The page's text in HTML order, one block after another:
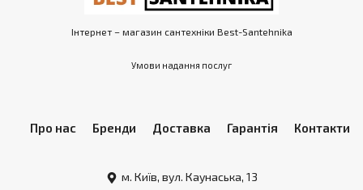
Інтернет – магазин сантехніки Best-Santehnika
Умови надання послуг
Про нас Бренди Доставка Гарантія Контакти
м. Київ, вул. Каунаська, 13